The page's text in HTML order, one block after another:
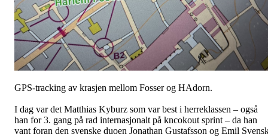
GPS-tracking av krasjen mellom Fosser og HAdorn.
I dag var det Matthias Kyburz som var best i herreklassen – også
han for 3. gang på rad internasjonalt på kncokout sprint – da han
vant foran den svenske duoen Jonathan Gustafsson og Emil